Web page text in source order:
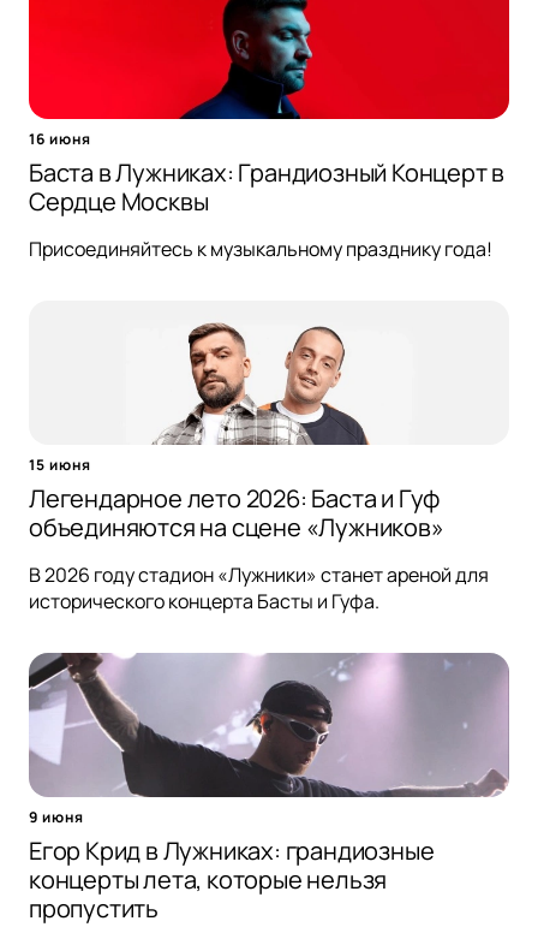
16 июня
Баста в Лужниках: Грандиозный Концерт в
Сердце Москвы
Присоединяйтесь к музыкальному празднику года!
15 июня
Легендарное лето 2026: Баста и Гуф
объединяются на сцене «Лужников»
В 2026 году стадион «Лужники» станет ареной для
исторического концерта Басты и Гуфа.
9 июня
Егор Крид в Лужниках: грандиозные
концерты лета, которые нельзя
пропустить